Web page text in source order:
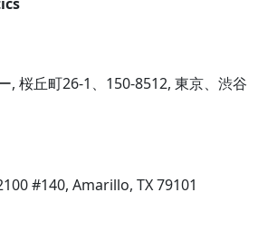
, 桜丘町26-1、150-8512, 東京、渋谷
#140, Amarillo, TX 79101